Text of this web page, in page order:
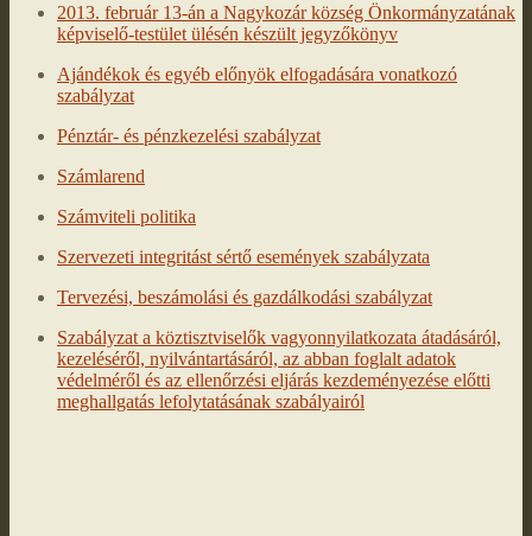
2013. február 13-án a Nagykozár község Önkormányzatának
képviselő-testület ülésén készült jegyzőkönyv
Ajándékok és egyéb előnyök elfogadására vonatkozó
szabályzat
Pénztár- és pénzkezelési szabályzat
Számlarend
Számviteli politika
Szervezeti integritást sértő események szabályzata
Tervezési, beszámolási és gazdálkodási szabályzat
Szabályzat a köztisztviselők vagyonnyilatkozata átadásáról,
kezeléséről, nyilvántartásáról, az abban foglalt adatok
védelméről és az ellenőrzési eljárás kezdeményezése előtti
meghallgatás lefolytatásának szabályairól